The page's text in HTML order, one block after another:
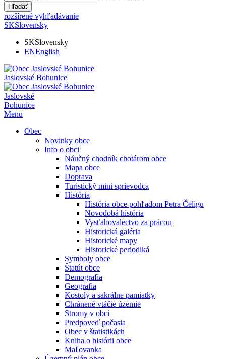
Hľadať
rozšírené vyhľadávanie
SKSlovensky
SKSlovensky
ENEnglish
Jaslovské Bohunice
Jaslovské
Bohunice
Menu
Obec
Novinky obce
Info o obci
Náučný chodník chotárom obce
Mapa obce
Doprava
Turistický mini sprievodca
História
História obce pohľadom Petra Čeligu
Novodobá história
Vysťahovalectvo za prácou
Historická galéria
Historické mapy
Historické periodiká
Symboly obce
Štatút obce
Demografia
Geografia
Kostoly a sakrálne pamiatky
Chránené vtáčie územie
Stromy v obci
Predpoveď počasia
Obec v štatistikách
Kniha o histórii obce
Maľovanka